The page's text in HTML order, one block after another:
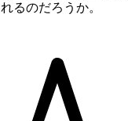
るのだろうか。